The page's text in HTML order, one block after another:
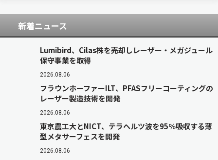
新着ニュース
Lumibird、Cilas株を売却しレーザー・メガジュール
保守事業を取得
2026.08.06
フラウンホーファーILT、PFASフリーコーティングの
レーザー製造技術を開発
2026.08.06
東京農工大とNICT、テラヘルツ波を95％吸収する薄
型メタサーフェスを開発
2026.08.06